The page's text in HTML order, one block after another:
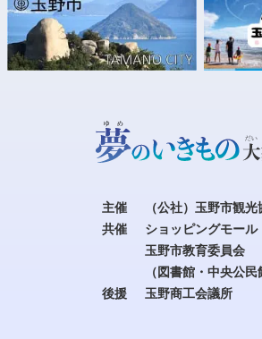
主催
（公社）玉野市観光
共催
ショッピングモール
玉野市教育委員会
（図書館・中央公民
後援
玉野商工会議所